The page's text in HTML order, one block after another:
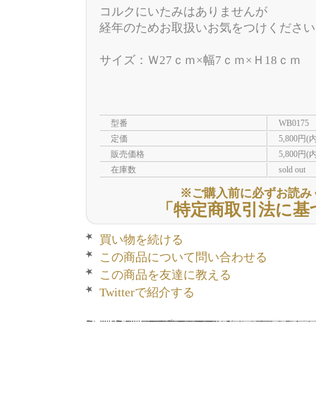
コルクにいたみはありませんが
経年のためお取扱いお気をつけくださ
サイズ：Ｗ27ｃｍ×幅7ｃｍ×Ｈ18ｃｍ
型番
WB0175
定価
5,800円(
販売価格
5,800円(
在庫数
sold out
※ご購入前に必ずお読み
「特定商取引法に
買い物を続ける
この商品について問い合わせる
この商品を友達に教える
Twitterで紹介する